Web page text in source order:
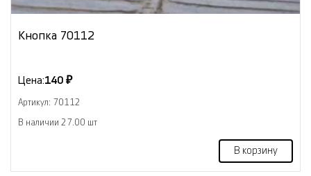
Кнопка 70112
Цена:140 ₽
Артикул: 70112
В наличии 27.00 шт
В корзину